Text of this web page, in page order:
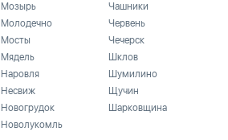
Мозырь
Молодечно
Мосты
Мядель
Наровля
Несвиж
Новогрудок
Новолукомль
Чашники
Червень
Чечерск
Шклов
Шумилино
Щучин
Шарковщина